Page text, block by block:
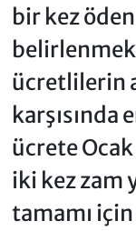
bir kez
ücretlilerin
karşısında
ücrete
iki kez zam
tamamı